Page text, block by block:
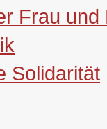
Frau und
Solidarität